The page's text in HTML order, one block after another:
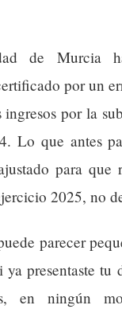
de Murcia
por un
ingresos por la
Lo que antes
para que
2025, no
parecer
ya presentaste tu
en ningún